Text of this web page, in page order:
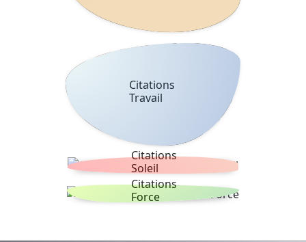
Citations
Travail
Citations
Soleil
Citations
Force